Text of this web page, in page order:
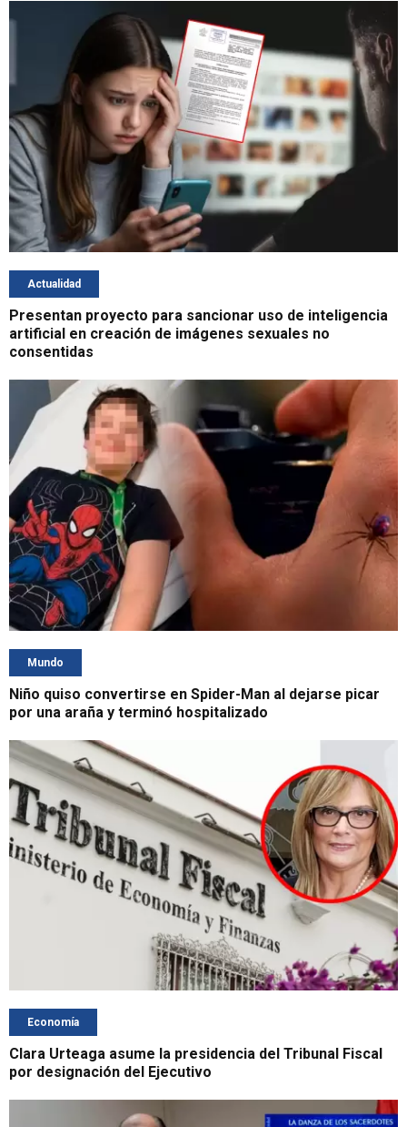
Actualidad
Presentan proyecto para sancionar uso de inteligencia
artificial en creación de imágenes sexuales no
consentidas
Mundo
Niño quiso convertirse en Spider-Man al dejarse picar
por una araña y terminó hospitalizado
Economía
Clara Urteaga asume la presidencia del Tribunal Fiscal
por designación del Ejecutivo